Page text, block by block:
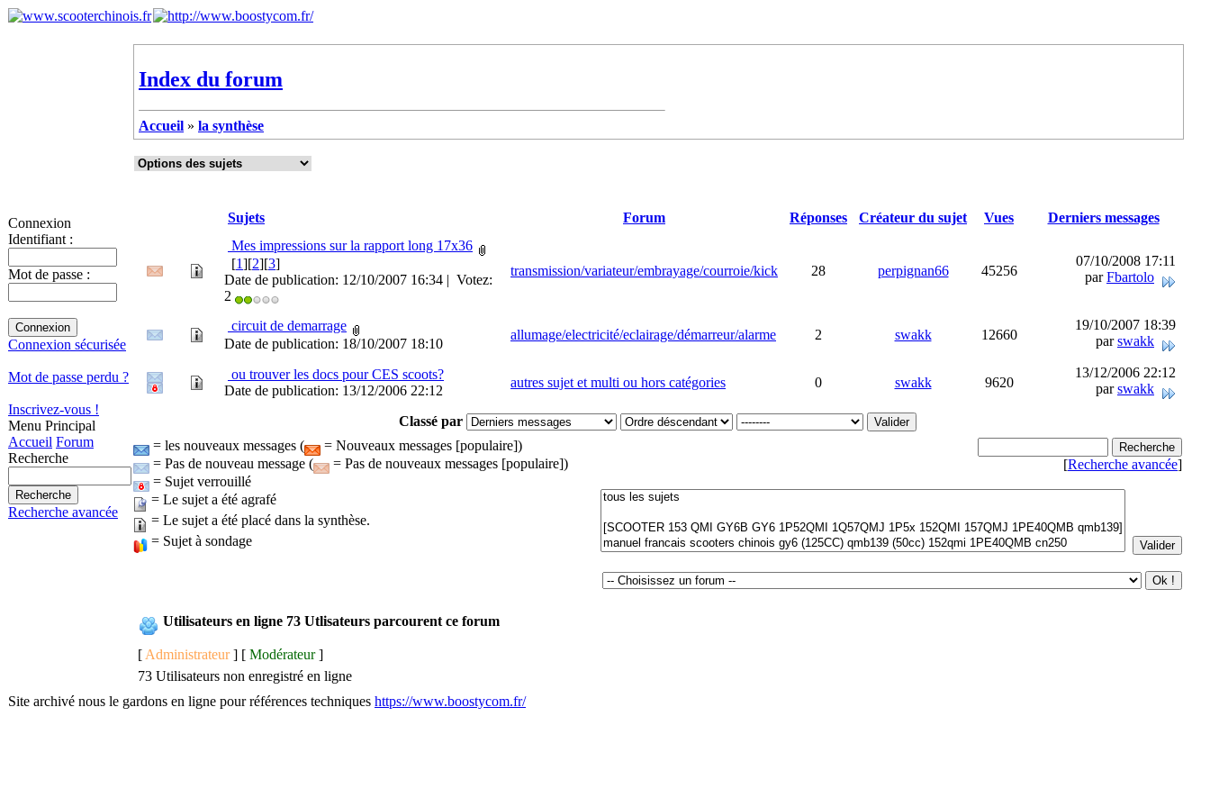
Connexion
Identifiant :
Mot de passe :
Connexion sécurisée
Mot de passe perdu ?
Inscrivez-vous !
Menu Principal
Accueil Forum
Recherche
Recherche avancée
Index du forum
Accueil » la synthèse
Sujets Forum Réponses Créateur du sujet Vues
Derniers messages
Mes impressions sur la rapport long 17x36
[1][2][3]
Date de publication: 12/10/2007 16:34 | Votez:
2
transmission/variateur/embrayage/courroie/kick 28 perpignan66 45256
07/10/2008 17:11
parFbartolo
circuit de demarrage
Date de publication: 18/10/2007 18:10
allumage/electricité/eclairage/démarreur/alarme 2 swakk 12660
19/10/2007 18:39
parswakk
ou trouver les docs pour CES scoots?
Date de publication: 13/12/2006 22:12
autres sujet et multi ou hors catégories 0 swakk 9620
13/12/2006 22:12
parswakk
Classé par
= les nouveaux messages (
= Nouveaux messages [populaire])
= Pas de nouveau message (
= Pas de nouveaux messages [populaire])
= Sujet verrouillé
= Le sujet a été agrafé
= Le sujet a été placé dans la synthèse.
= Sujet à sondage
[Recherche avancée]
Utilisateurs en ligne 73 Utlisateurs parcourent ce forum
[ Administrateur] [ Modérateur]
73 Utilisateurs non enregistré en ligne
Site archivé nous le gardons en ligne pour références techniques https://www.boostycom.fr/